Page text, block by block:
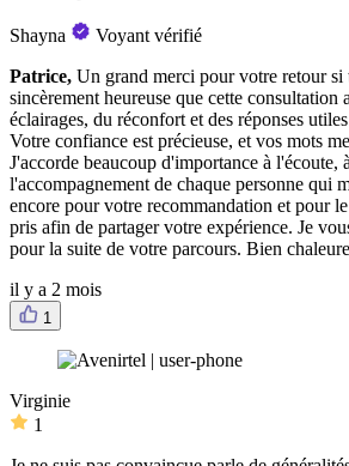
Shayna
Voyant vérifié
Patrice, Un grand merci pour votre retour si
sincèrement heureuse que cette consultation
éclairages, du réconfort et des réponses
Votre confiance est précieuse, et vos mots
J'accorde beaucoup d'importance à l'écoute,
l'accompagnement de chaque personne qui
encore pour votre recommandation et pour
pris afin de partager votre expérience. Je
pour la suite de votre parcours. Bien
il y a 2 mois
1
Virginie
1